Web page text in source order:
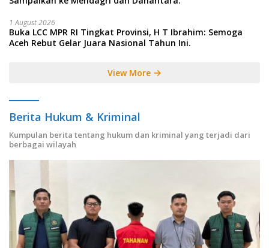
1 August 2026
Buka LCC MPR RI Tingkat Provinsi, H T Ibrahim: Semoga
Aceh Rebut Gelar Juara Nasional Tahun Ini.
View More
Berita Hukum & Kriminal
Kumpulan berita tentang hukum dan kriminal yang terjadi dari
berbagai wilayah